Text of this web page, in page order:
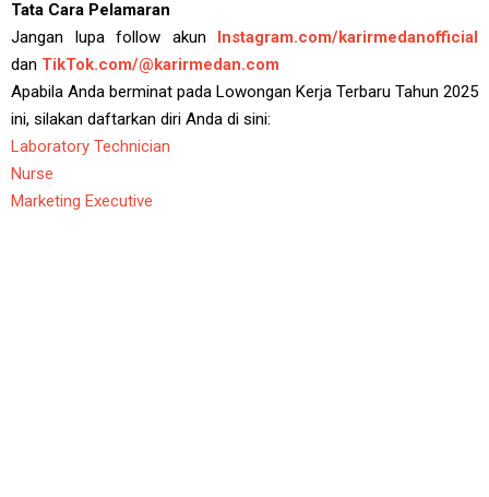
Tata Cara Pelamaran
Jangan lupa follow akun Instagram.com/karirmedanofficial
dan TikTok.com/@karirmedan.com
Apabila Anda berminat pada Lowongan Kerja Terbaru Tahun 2025
ini, silakan daftarkan diri Anda di sini:
Laboratory Technician
Nurse
Marketing Executive